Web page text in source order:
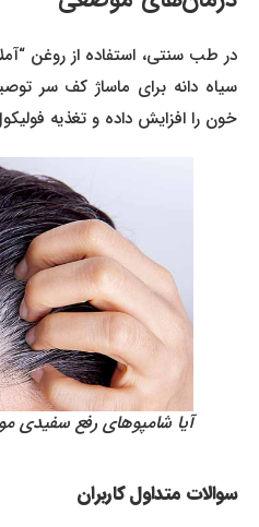
در طب سنتی، استفاده از روغن
سیاه دانه برای ماساژ کف سر
خون را افزایش داده و تغذیه
آیا شامپوهای رفع سفیدی مو
سوالات متداول کاربران